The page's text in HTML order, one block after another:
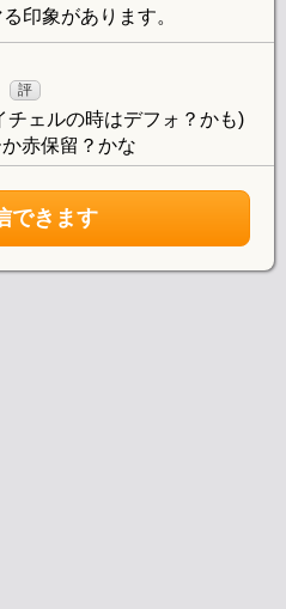
印象があります。
評
チェルの時はデフォ？かも)
赤保留？かな
できます